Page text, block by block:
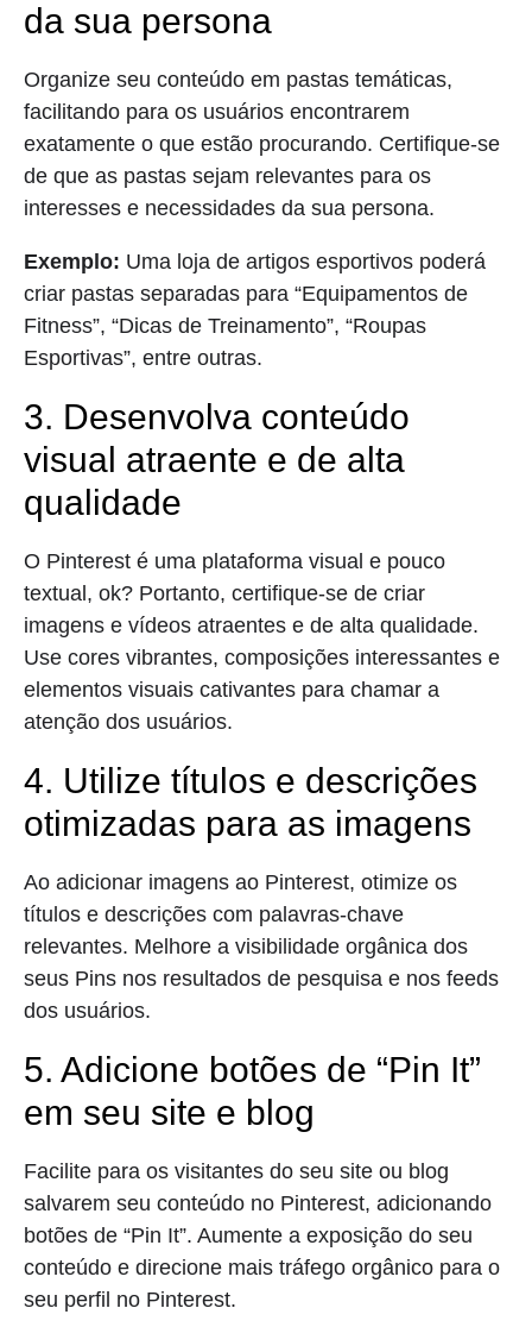
da sua persona
Organize seu conteúdo em pastas temáticas,
facilitando para os usuários encontrarem
exatamente o que estão procurando. Certifique-se
de que as pastas sejam relevantes para os
interesses e necessidades da sua persona.
Exemplo: Uma loja de artigos esportivos poderá
criar pastas separadas para “Equipamentos de
Fitness”, “Dicas de Treinamento”, “Roupas
Esportivas”, entre outras.
3. Desenvolva conteúdo
visual atraente e de alta
qualidade
O Pinterest é uma plataforma visual e pouco
textual, ok? Portanto, certifique-se de criar
imagens e vídeos atraentes e de alta qualidade.
Use cores vibrantes, composições interessantes e
elementos visuais cativantes para chamar a
atenção dos usuários.
4. Utilize títulos e descrições
otimizadas para as imagens
Ao adicionar imagens ao Pinterest, otimize os
títulos e descrições com palavras-chave
relevantes. Melhore a visibilidade orgânica dos
seus Pins nos resultados de pesquisa e nos feeds
dos usuários.
5. Adicione botões de “Pin It”
em seu site e blog
Facilite para os visitantes do seu site ou blog
salvarem seu conteúdo no Pinterest, adicionando
botões de “Pin It”. Aumente a exposição do seu
conteúdo e direcione mais tráfego orgânico para o
seu perfil no Pinterest.